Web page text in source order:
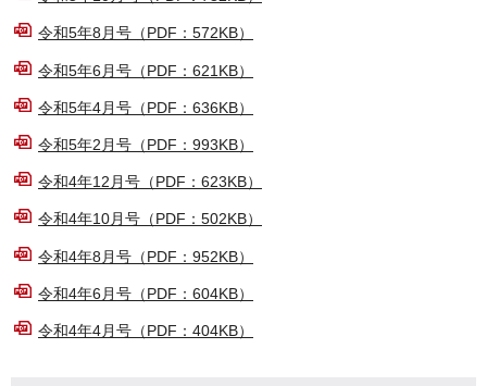
令和5年8月号（PDF：572KB）
令和5年6月号（PDF：621KB）
令和5年4月号（PDF：636KB）
令和5年2月号（PDF：993KB）
令和4年12月号（PDF：623KB）
令和4年10月号（PDF：502KB）
令和4年8月号（PDF：952KB）
令和4年6月号（PDF：604KB）
令和4年4月号（PDF：404KB）